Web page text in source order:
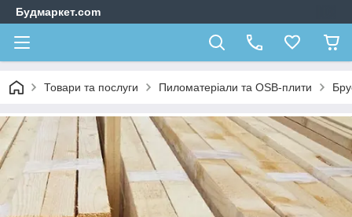
Будмаркет.com
Товари та послуги Пиломатеріали та OSB-плити